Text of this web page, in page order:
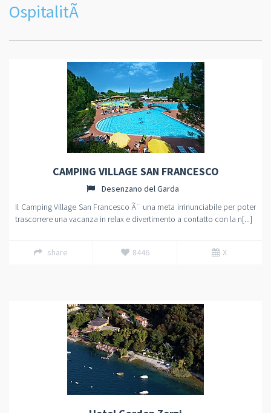
OspitalitÃ
CAMPING VILLAGE SAN FRANCESCO
Desenzano del Garda
Il Camping Village San Francesco Ã¨ una meta irrinunciabile per poter
trascorrere una vacanza in relax e divertimento a contatto con la n[...]
share 8446 X